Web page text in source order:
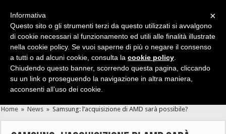
Cerca velocemente news, recensioni, guide, app, giochi ...
Home » News » Samsung: l’acquisizione di AMD sarà possibile?
×
Informativa
Questo sito o gli strumenti terzi da questo utilizzati si avvalgono
di cookie necessari al funzionamento ed utili alle finalità illustrate
nella cookie policy. Se vuoi saperne di più o negare il consenso
a tutti o ad alcuni cookie, consulta la cookie policy
Chiudendo questo banner, scorrendo questa pagina, cliccando
su un link o proseguendo la navigazione in altra maniera,
acconsenti all’uso dei cookie.